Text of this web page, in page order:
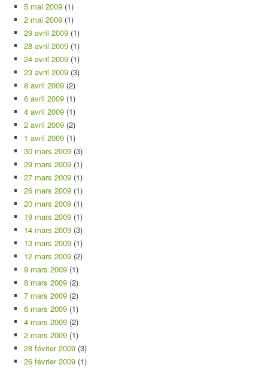
5 mai 2009 (1)
2 mai 2009 (1)
29 avril 2009 (1)
28 avril 2009 (1)
24 avril 2009 (1)
23 avril 2009 (3)
8 avril 2009 (2)
6 avril 2009 (1)
4 avril 2009 (1)
2 avril 2009 (2)
1 avril 2009 (1)
30 mars 2009 (3)
29 mars 2009 (1)
27 mars 2009 (1)
26 mars 2009 (1)
20 mars 2009 (1)
19 mars 2009 (1)
14 mars 2009 (3)
13 mars 2009 (1)
12 mars 2009 (2)
9 mars 2009 (1)
8 mars 2009 (2)
7 mars 2009 (2)
6 mars 2009 (1)
4 mars 2009 (2)
2 mars 2009 (1)
28 février 2009 (3)
26 février 2009 (1)